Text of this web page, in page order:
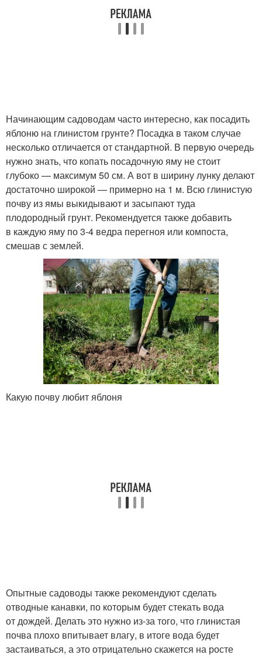
Начинающим садоводам часто интересно, как посадить
яблоню на глинистом грунте? Посадка в таком случае
несколько отличается от стандартной. В первую очередь
нужно знать, что копать посадочную яму не стоит
глубоко — максимум 50 см. А вот в ширину лунку делают
достаточно широкой — примерно на 1 м. Всю глинистую
почву из ямы выкидывают и засыпают туда
плодородный грунт. Рекомендуется также добавить
в каждую яму по 3-4 ведра перегноя или компоста,
смешав с землей.
Какую почву любит яблоня
Опытные садоводы также рекомендуют сделать
отводные канавки, по которым будет стекать вода
от дождей. Делать это нужно из-за того, что глинистая
почва плохо впитывает влагу, в итоге вода будет
застаиваться, а это отрицательно скажется на росте